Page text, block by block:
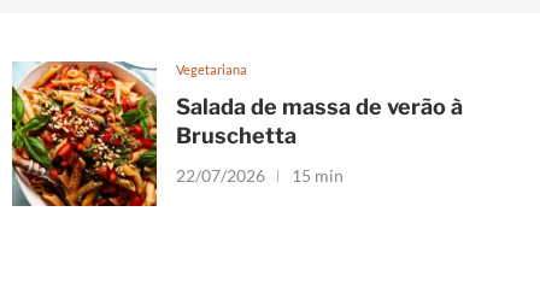
Vegetariana
Salada de massa de verão à
Bruschetta
22/07/2026 15 min